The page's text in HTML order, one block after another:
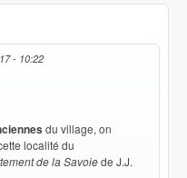
- 10:22
du village, on
localité du
de la Savoiede J.J.